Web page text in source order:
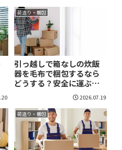
荷造り・梱包
引っ越しで箱なしの炊飯
器を毛布で梱包するなら
どうする？安全に運ぶ手
順と注意点を押さえる！
2026.07.19
荷造り・梱包